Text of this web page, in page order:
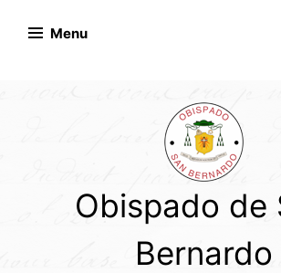
Menu
Obispado de
Bernardo